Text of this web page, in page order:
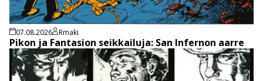
07.08.2026 Rmaki
Pikon ja Fantasion seikkailuja: San Infernon aarre